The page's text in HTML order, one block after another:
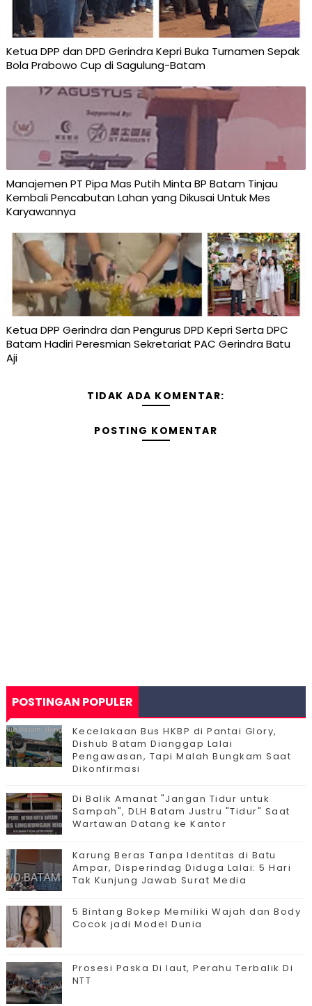
Ketua DPP dan DPD Gerindra Kepri Buka Turnamen Sepak
Bola Prabowo Cup di Sagulung-Batam
Manajemen PT Pipa Mas Putih Minta BP Batam Tinjau
Kembali Pencabutan Lahan yang Dikusai Untuk Mes
Karyawannya
Ketua DPP Gerindra dan Pengurus DPD Kepri Serta DPC
Batam Hadiri Peresmian Sekretariat PAC Gerindra Batu
Aji
TIDAK ADA KOMENTAR:
POSTING KOMENTAR
POSTINGAN POPULER
Kecelakaan Bus HKBP di Pantai Glory,
Dishub Batam Dianggap Lalai
Pengawasan, Tapi Malah Bungkam Saat
Dikonfirmasi
Di Balik Amanat "Jangan Tidur untuk
Sampah", DLH Batam Justru "Tidur" Saat
Wartawan Datang ke Kantor
Karung Beras Tanpa Identitas di Batu
Ampar, Disperindag Diduga Lalai: 5 Hari
Tak Kunjung Jawab Surat Media
5 Bintang Bokep Memiliki Wajah dan Body
Cocok jadi Model Dunia
Prosesi Paska Di laut, Perahu Terbalik Di
NTT